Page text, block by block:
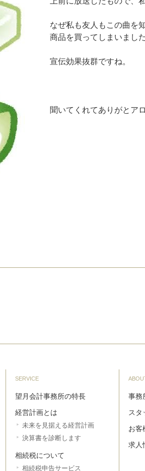
なぜ私も友人もこの曲を
商品を買ってしまいました
宣伝効果抜群ですね。
聞いてくれてありがとア
SERVICE
望月会計事務所の特長
経営計画とは
未来を見据える経営計画
決算書を診断します
相続税について
相続税申告サービス
事務
スタ
お客
求人